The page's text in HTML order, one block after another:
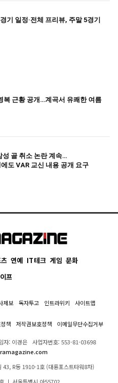
기 일정·전체 프리뷰, 주말 5경기
복 근황 공개…계곡서 유쾌한 여름
성 골 취소 논란 계속…
도 VAR 교신 내용 공개 요구
연예 IT테크 게임 문화
프
제보 독자투고 인트라위키 사이트맵
책 저작권보호정책 이메일무단수집거부
자: 이경은
사업자번호: 553-81-03698
43, R동 1910-1호 (대륭포스트타워8차)
ㅣ 서울특별시 아55702